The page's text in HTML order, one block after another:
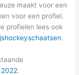
maakt voor een
voor een profiel.
profielen lees ook
.
.